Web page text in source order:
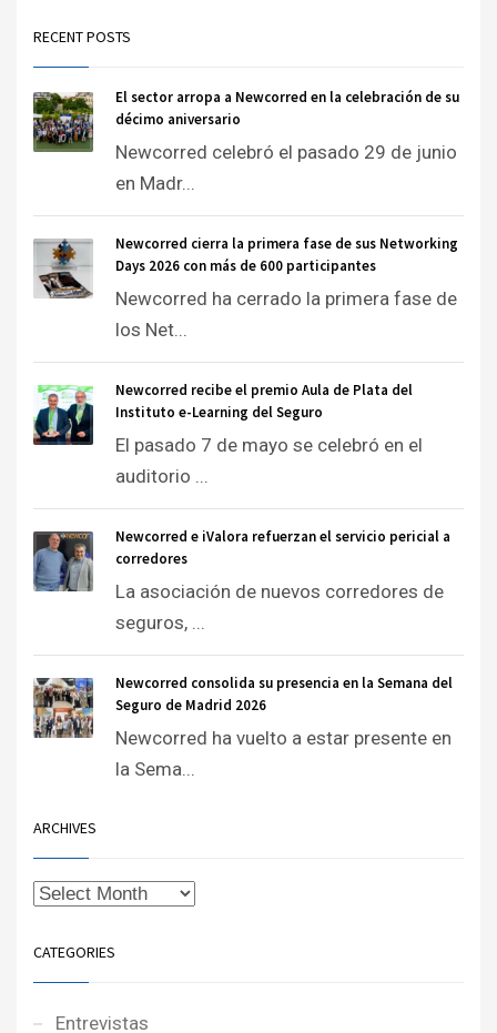
RECENT POSTS
El sector arropa a Newcorred en la celebración de su
décimo aniversario
Newcorred celebró el pasado 29 de junio
en Madr...
Newcorred cierra la primera fase de sus Networking
Days 2026 con más de 600 participantes
Newcorred ha cerrado la primera fase de
los Net...
Newcorred recibe el premio Aula de Plata del
Instituto e-Learning del Seguro
El pasado 7 de mayo se celebró en el
auditorio ...
Newcorred e iValora refuerzan el servicio pericial a
corredores
La asociación de nuevos corredores de
seguros, ...
Newcorred consolida su presencia en la Semana del
Seguro de Madrid 2026
Newcorred ha vuelto a estar presente en
la Sema...
ARCHIVES
CATEGORIES
Entrevistas